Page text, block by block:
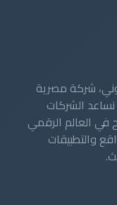
شركة مصرية
العالم الرقمي
والتطبيقات